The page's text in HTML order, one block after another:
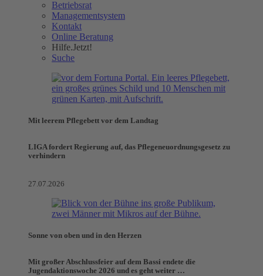
Betriebsrat
Managementsystem
Kontakt
Online Beratung
Hilfe.Jetzt!
Suche
Mit leerem Pflegebett vor dem Landtag
LIGA fordert Regierung auf, das Pflegeneuordnungsgesetz zu
verhindern
27.07.2026
Sonne von oben und in den Herzen
Mit großer Abschlussfeier auf dem Bassi endete die
Jugendaktionswoche 2026 und es geht weiter …